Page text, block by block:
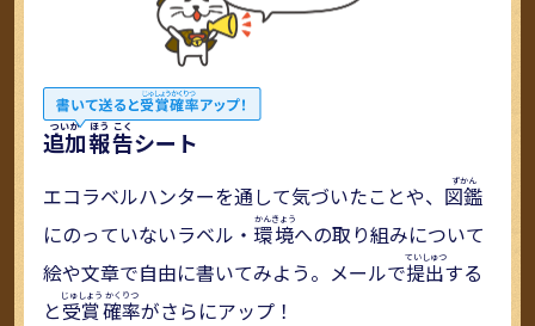
追加報告シート
エコラベルハンターを通して気づいたことや、 図鑑
にのっていないラベル・ 環境への取り組みについて
絵や文章で自由に書いてみよう。メールで提出する
と受賞確率がさらにアップ！